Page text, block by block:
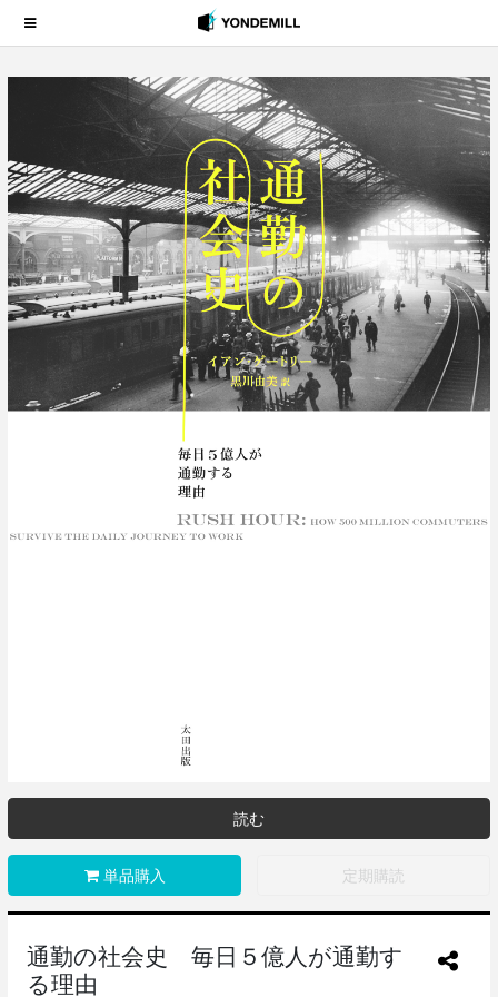
読む
単品購入 定期購読
通勤の社会史 毎日５億人が通勤す
る理由